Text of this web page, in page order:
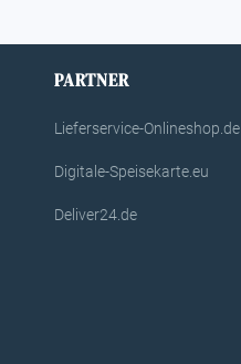
PARTNER
Lieferservice-Onlineshop.de
Digitale-Speisekarte.eu
Deliver24.de